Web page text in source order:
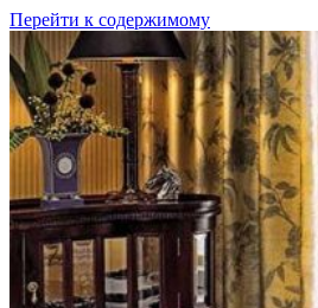
Перейти к содержимому